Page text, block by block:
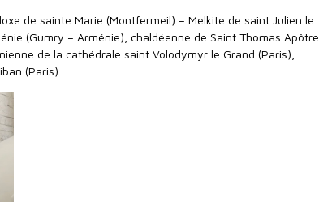
de sainte Marie (Montfermeil) – Melkite de saint Julien le
(Gumry – Arménie), chaldéenne de Saint Thomas Apôtre
de la cathédrale saint Volodymyr le Grand (Paris),
(Paris).